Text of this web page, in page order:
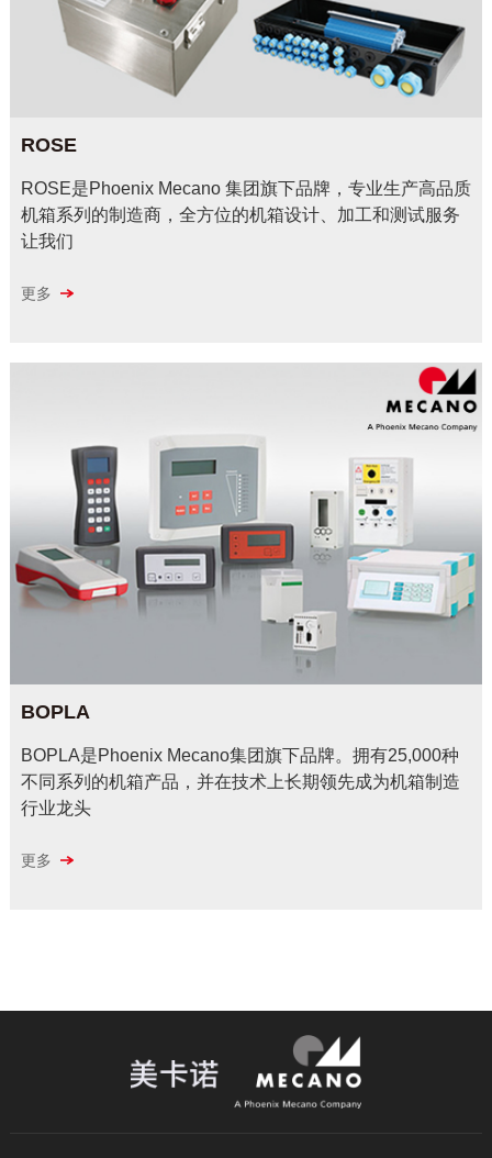
ROSE
ROSE是Phoenix Mecano 集团旗下品牌，专业生产高品质
机箱系列的制造商，全方位的机箱设计、加工和测试服务
让我们
更多
BOPLA
BOPLA是Phoenix Mecano集团旗下品牌。拥有25,000种
不同系列的机箱产品，并在技术上长期领先成为机箱制造
行业龙头
更多